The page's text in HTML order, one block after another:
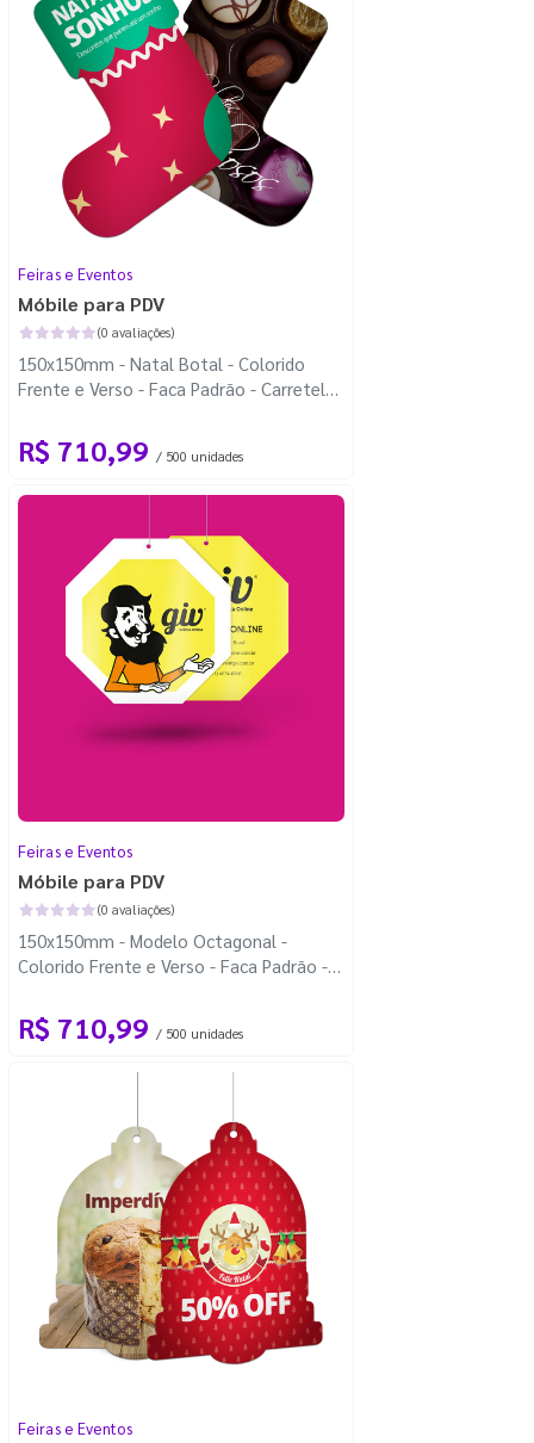
Feiras e Eventos
Móbile para PDV
(0 avaliações)
150x150mm - Natal Botal - Colorido
Frente e Verso - Faca Padrão - Carretel
R$ 710,99 / 500 unidades
Feiras e Eventos
Móbile para PDV
(0 avaliações)
150x150mm - Modelo Octagonal -
Colorido Frente e Verso - Faca Padrão -
R$ 710,99 / 500 unidades
Feiras e Eventos